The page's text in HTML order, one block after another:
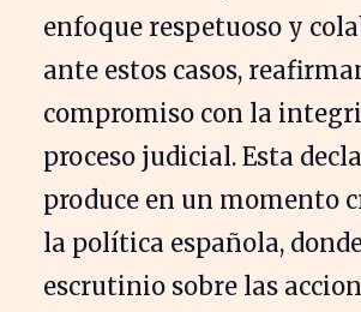
enfoque respetuoso y
ante estos casos,
compromiso con la
proceso judicial. Esta
produce en un momento
la política española,
escrutinio sobre las